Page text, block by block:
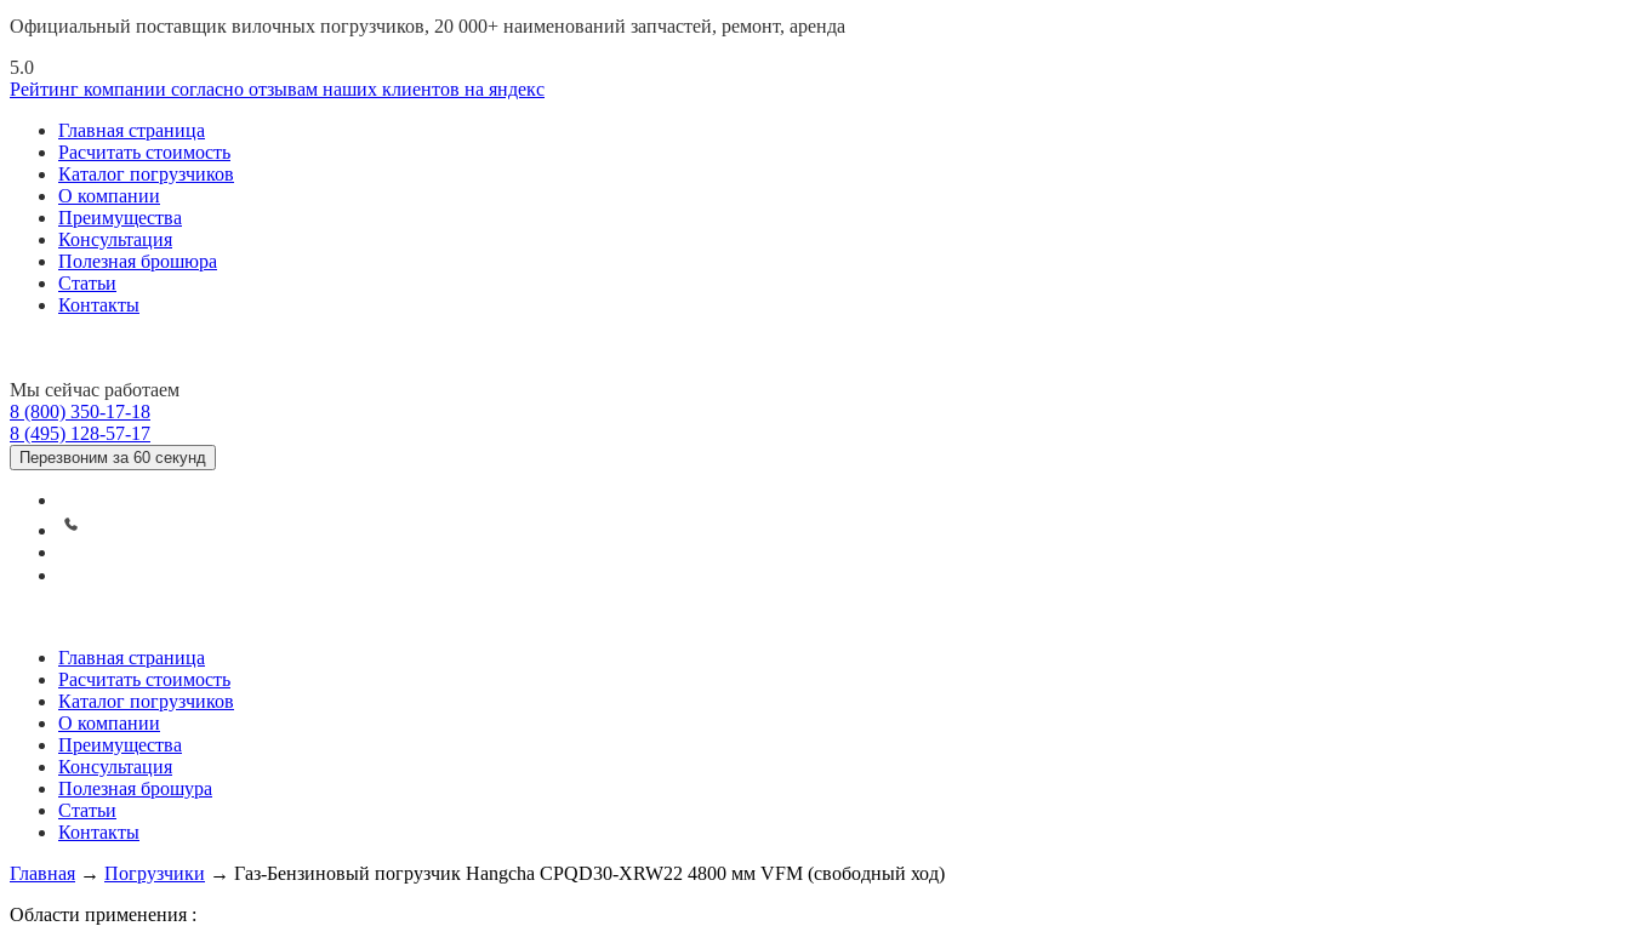
Официальный поставщик вилочных погрузчиков, 20 000+ наименований запчастей, ремонт, аренда
5.0
Рейтинг компании согласно отзывам наших клиентов на яндекс
Главная страница
Расчитать стоимость
Каталог погрузчиков
О компании
Преимущества
Консультация
Полезная брошюра
Статьи
Контакты
Мы сейчас работаем
8 (800) 350-17-18
8 (495) 128-57-17
Перезвоним за 60 секунд
Главная страница
Расчитать стоимость
Каталог погрузчиков
О компании
Преимущества
Консультация
Полезная брошура
Статьи
Контакты
Главная → Погрузчики → Газ-Бензиновый погрузчик Hangcha CPQD30-XRW22 4800 мм VFM (свободный ход)
Области применения :